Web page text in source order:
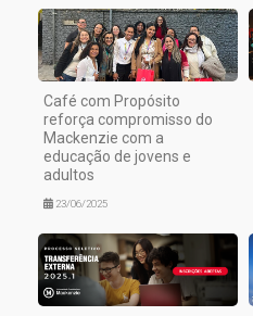
Café com Propósito
reforça compromisso do
Mackenzie com a
educação de jovens e
adultos
23/06/2025